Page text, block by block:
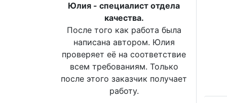
Юлия - специалист отдела
качества.
После того как работа была
написана автором. Юлия
проверяет её на соответствие
всем требованиям. Только
после этого заказчик получает
работу.